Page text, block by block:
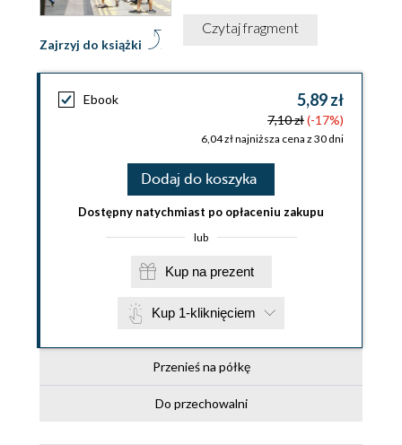
Zajrzyj do książki
Czytaj fragment
Ebook 5,89 zł
7,10 zł(-17%)
6,04 zł najniższa cena z 30 dni
Dodaj do koszyka
Dostępny natychmiast po opłaceniu zakupu
lub
Kup na prezent
Kup 1-kliknięciem
Przenieś na półkę
Do przechowalni